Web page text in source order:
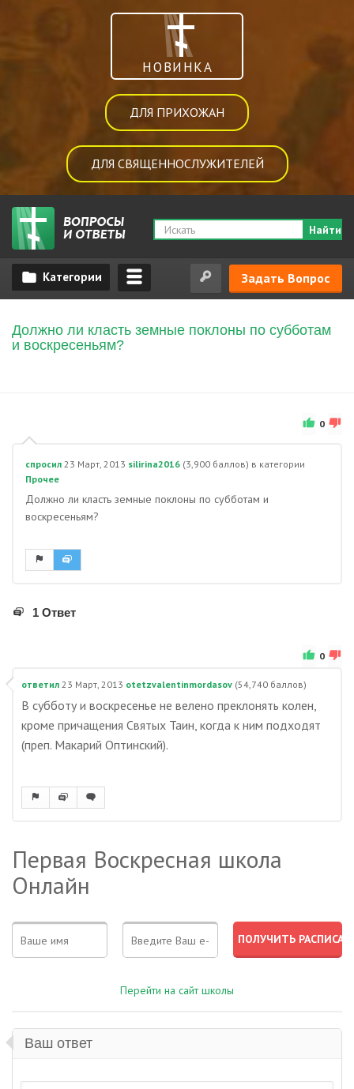
НОВИНКА
ДЛЯ ПРИХОЖАН
ДЛЯ СВЯЩЕННОСЛУЖИТЕЛЕЙ
Найти
Задать Вопрос
Должно ли класть земные поклоны по субботам
и воскресеньям?
0
спросил 23 Март, 2013 silirina2016 (3,900 баллов) в категории
Прочее
Должно ли класть земные поклоны по субботам и
воскресеньям?
1 Ответ
0
ответил 23 Март, 2013 otetzvalentinmordasov (54,740 баллов)
В субботу и воскресенье не велено преклонять колен,
кроме причащения Святых Таин, когда к ним подходят
(преп. Макарий Оптинский).
Первая Воскресная школа
Онлайн
Перейти на сайт школы
Ваш ответ